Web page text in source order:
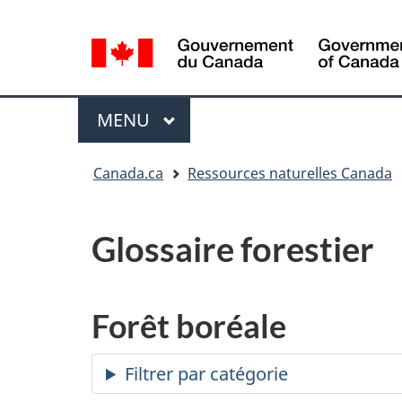
de
la
langue
of
Canada
Menu
MENU PRINCIPAL
Canada.ca Ressources naturelles Canada
Glossaire forestier
Forêt boréale